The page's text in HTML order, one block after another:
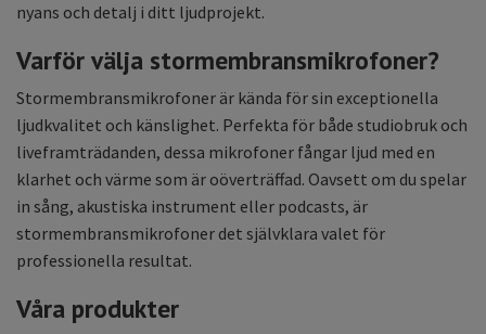
nyans och detalj i ditt ljudprojekt.
Varför välja stormembransmikrofoner?
Stormembransmikrofoner är kända för sin exceptionella
ljudkvalitet och känslighet. Perfekta för både studiobruk och
liveframträdanden, dessa mikrofoner fångar ljud med en
klarhet och värme som är oöverträffad. Oavsett om du spelar
in sång, akustiska instrument eller podcasts, är
stormembransmikrofoner det självklara valet för
professionella resultat.
Våra produkter